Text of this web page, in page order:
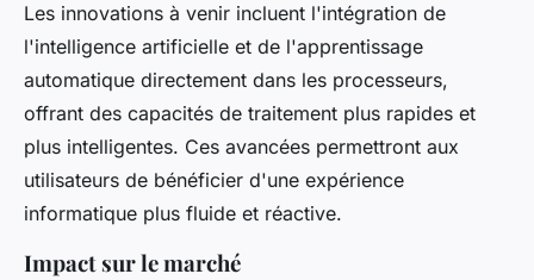
Les innovations à venir incluent l'intégration de
l'intelligence artificielle et de l'apprentissage
automatique directement dans les processeurs,
offrant des capacités de traitement plus rapides et
plus intelligentes. Ces avancées permettront aux
utilisateurs de bénéficier d'une expérience
informatique plus fluide et réactive.
Impact sur le marché